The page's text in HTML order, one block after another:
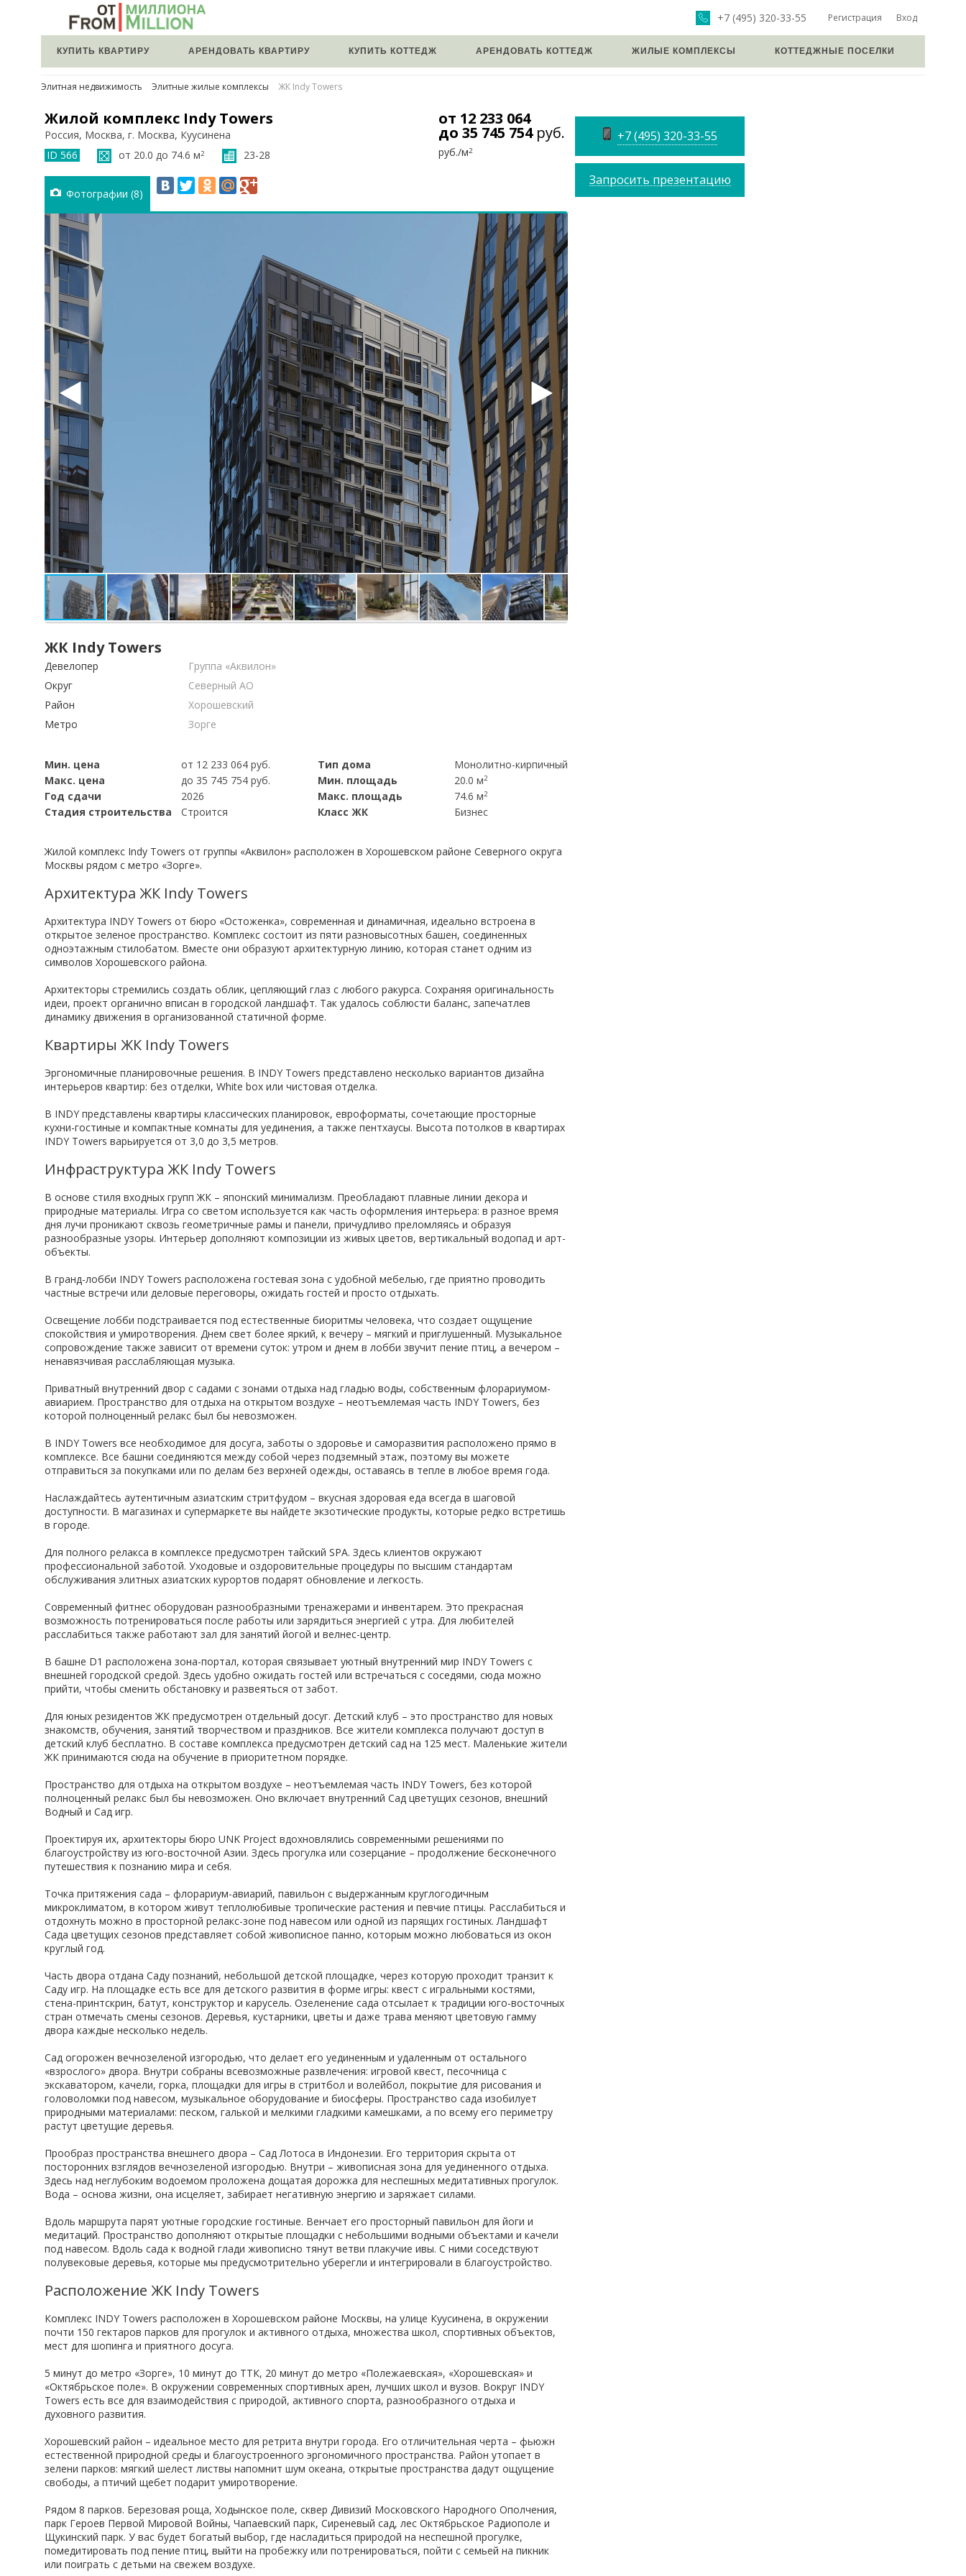
Регистрация Вход
+7 (495) 320-33-55
КУПИТЬ КВАРТИРУ АРЕНДОВАТЬ КВАРТИРУ КУПИТЬ КОТТЕДЖ АРЕНДОВАТЬ КОТТЕДЖ ЖИЛЫЕ КОМПЛЕКСЫ КОТТЕДЖНЫЕ ПОСЕЛКИ
Элитная недвижимость Элитные жилые комплексы ЖК Indy Towers
Жилой комплекс Indy Towers
Россия, Москва, г. Москва, Куусинена
ID 566
от 20.0 до 74.6 м2 23-28
от 12 233 064
до 35 745 754руб.
руб./м2
Фотографии (8)
ЖК Indy Towers
Девелопер
Группа «Аквилон»
Округ
Северный АО
Район
Хорошевский
Метро
Зорге
Мин. цена
от 12 233 064 руб.
Макс. цена
до 35 745 754 руб.
Год сдачи
2026
Стадия строительства
Строится
Тип дома
Монолитно-кирпичный
Мин. площадь
20.0 м2
Макс. площадь 74.6 м2
Класс ЖК Бизнес
Жилой комплекс Indy Towers от группы «Аквилон» расположен в Хорошевском районе Северного округа
Москвы рядом с метро «Зорге».
Архитектура ЖК Indy Towers
Архитектура INDY Towers от бюро «Остоженка», современная и динамичная, идеально встроена в
открытое зеленое пространство. Комплекс состоит из пяти разновысотных башен, соединенных
одноэтажным стилобатом. Вместе они образуют архитектурную линию, которая станет одним из
символов Хорошевского района.
Архитекторы стремились создать облик, цепляющий глаз с любого ракурса. Сохраняя оригинальность
идеи, проект органично вписан в городской ландшафт. Так удалось соблюсти баланс, запечатлев
динамику движения в организованной статичной форме.
Квартиры ЖК Indy Towers
Эргономичные планировочные решения. В INDY Towers представлено несколько вариантов дизайна
интерьеров квартир: без отделки, White box или чистовая отделка.
В INDY представлены квартиры классических планировок, евроформаты, сочетающие просторные
кухни-гостиные и компактные комнаты для уединения, а также пентхаусы. Высота потолков в квартирах
INDY Towers варьируется от 3,0 до 3,5 метров.
Инфраструктура ЖК Indy Towers
В основе стиля входных групп ЖК – японский минимализм. Преобладают плавные линии декора и
природные материалы. Игра со светом используется как часть оформления интерьера: в разное время
дня лучи проникают сквозь геометричные рамы и панели, причудливо преломляясь и образуя
разнообразные узоры. Интерьер дополняют композиции из живых цветов, вертикальный водопад и арт-
объекты.
В гранд-лобби INDY Towers расположена гостевая зона с удобной мебелью, где приятно проводить
частные встречи или деловые переговоры, ожидать гостей и просто отдыхать.
Освещение лобби подстраивается под естественные биоритмы человека, что создает ощущение
спокойствия и умиротворения. Днем свет более яркий, к вечеру – мягкий и приглушенный. Музыкальное
сопровождение также зависит от времени суток: утром и днем в лобби звучит пение птиц, а вечером –
ненавязчивая расслабляющая музыка.
Приватный внутренний двор с садами с зонами отдыха над гладью воды, собственным флорариумом-
авиарием. Пространство для отдыха на открытом воздухе – неотъемлемая часть INDY Towers, без
которой полноценный релакс был бы невозможен.
В INDY Towers все необходимое для досуга, заботы о здоровье и саморазвития расположено прямо в
комплексе. Все башни соединяются между собой через подземный этаж, поэтому вы можете
отправиться за покупками или по делам без верхней одежды, оставаясь в тепле в любое время года.
Наслаждайтесь аутентичным азиатским стритфудом – вкусная здоровая еда всегда в шаговой
доступности. В магазинах и супермаркете вы найдете экзотические продукты, которые редко встретишь
в городе.
Для полного релакса в комплексе предусмотрен тайский SPA. Здесь клиентов окружают
профессиональной заботой. Уходовые и оздоровительные процедуры по высшим стандартам
обслуживания элитных азиатских курортов подарят обновление и легкость.
Современный фитнес оборудован разнообразными тренажерами и инвентарем. Это прекрасная
возможность потренироваться после работы или зарядиться энергией с утра. Для любителей
расслабиться также работают зал для занятий йогой и велнес-центр.
В башне D1 расположена зона-портал, которая связывает уютный внутренний мир INDY Towers с
внешней городской средой. Здесь удобно ожидать гостей или встречаться с соседями, сюда можно
прийти, чтобы сменить обстановку и развеяться от забот.
Для юных резидентов ЖК предусмотрен отдельный досуг. Детский клуб – это пространство для новых
знакомств, обучения, занятий творчеством и праздников. Все жители комплекса получают доступ в
детский клуб бесплатно. В составе комплекса предусмотрен детский сад на 125 мест. Маленькие жители
ЖК принимаются сюда на обучение в приоритетном порядке.
Пространство для отдыха на открытом воздухе – неотъемлемая часть INDY Towers, без которой
полноценный релакс был бы невозможен. Оно включает внутренний Сад цветущих сезонов, внешний
Водный и Сад игр.
Проектируя их, архитекторы бюро UNK Project вдохновлялись современными решениями по
благоустройству из юго-восточной Азии. Здесь прогулка или созерцание – продолжение бесконечного
путешествия к познанию мира и себя.
Точка притяжения сада – флорариум-авиарий, павильон с выдержанным круглогодичным
микроклиматом, в котором живут теплолюбивые тропические растения и певчие птицы. Расслабиться и
отдохнуть можно в просторной релакс-зоне под навесом или одной из парящих гостиных. Ландшафт
Сада цветущих сезонов представляет собой живописное панно, которым можно любоваться из окон
круглый год.
Часть двора отдана Саду познаний, небольшой детской площадке, через которую проходит транзит к
Саду игр. На площадке есть все для детского развития в форме игры: квест с игральными костями,
стена-принтскрин, батут, конструктор и карусель. Озеленение сада отсылает к традиции юго-восточных
стран отмечать смены сезонов. Деревья, кустарники, цветы и даже трава меняют цветовую гамму
двора каждые несколько недель.
Сад огорожен вечнозеленой изгородью, что делает его уединенным и удаленным от остального
«взрослого» двора. Внутри собраны всевозможные развлечения: игровой квест, песочница с
экскаватором, качели, горка, площадки для игры в стритбол и волейбол, покрытие для рисования и
головоломки под навесом, музыкальное оборудование и биосферы. Пространство сада изобилует
природными материалами: песком, галькой и мелкими гладкими камешками, а по всему его периметру
растут цветущие деревья.
Прообраз пространства внешнего двора – Сад Лотоса в Индонезии. Его территория скрыта от
посторонних взглядов вечнозеленой изгородью. Внутри – живописная зона для уединенного отдыха.
Здесь над неглубоким водоемом проложена дощатая дорожка для неспешных медитативных прогулок.
Вода – основа жизни, она исцеляет, забирает негативную энергию и заряжает силами.
Вдоль маршрута парят уютные городские гостиные. Венчает его просторный павильон для йоги и
медитаций. Пространство дополняют открытые площадки с небольшими водными объектами и качели
под навесом. Вдоль сада к водной глади живописно тянут ветви плакучие ивы. С ними соседствуют
полувековые деревья, которые мы предусмотрительно уберегли и интегрировали в благоустройство.
Расположение ЖК Indy Towers
Комплекс INDY Towers расположен в Хорошевском районе Москвы, на улице Куусинена, в окружении
почти 150 гектаров парков для прогулок и активного отдыха, множества школ, спортивных объектов,
мест для шопинга и приятного досуга.
5 минут до метро «Зорге», 10 минут до ТТК, 20 минут до метро «Полежаевская», «Хорошевская» и
«Октябрьское поле». В окружении современных спортивных арен, лучших школ и вузов. Вокруг INDY
Towers есть все для взаимодействия с природой, активного спорта, разнообразного отдыха и
духовного развития.
Хорошевский район – идеальное место для ретрита внутри города. Его отличительная черта – фьюжн
естественной природной среды и благоустроенного эргономичного пространства. Район утопает в
зелени парков: мягкий шелест листвы напомнит шум океана, открытые пространства дадут ощущение
свободы, а птичий щебет подарит умиротворение.
Рядом 8 парков. Березовая роща, Ходынское поле, сквер Дивизий Московского Народного Ополчения,
парк Героев Первой Мировой Войны, Чапаевский парк, Сиреневый сад, лес Октябрьское Радиополе и
Щукинский парк. У вас будет богатый выбор, где насладиться природой на неспешной прогулке,
помедитировать под пение птиц, выйти на пробежку или потренироваться, пойти с семьей на пикник
или поиграть с детьми на свежем воздухе.
+7 (495) 320-33-55
Запросить презентацию